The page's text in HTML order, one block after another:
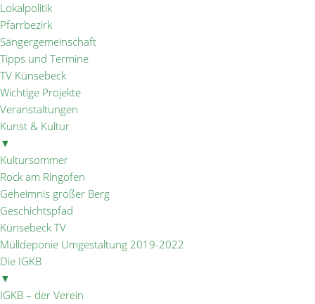
Lokalpolitik
Pfarrbezirk
Sängergemeinschaft
Tipps und Termine
TV Künsebeck
Wichtige Projekte
Veranstaltungen
Kunst & Kultur
▼
Kultursommer
Rock am Ringofen
Geheimnis großer Berg
Geschichtspfad
Künsebeck TV
Mülldeponie Umgestaltung 2019-2022
Die IGKB
▼
IGKB – der Verein